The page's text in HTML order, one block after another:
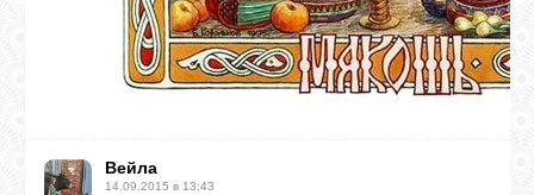
Вейла
14.09.2015 в 13:43